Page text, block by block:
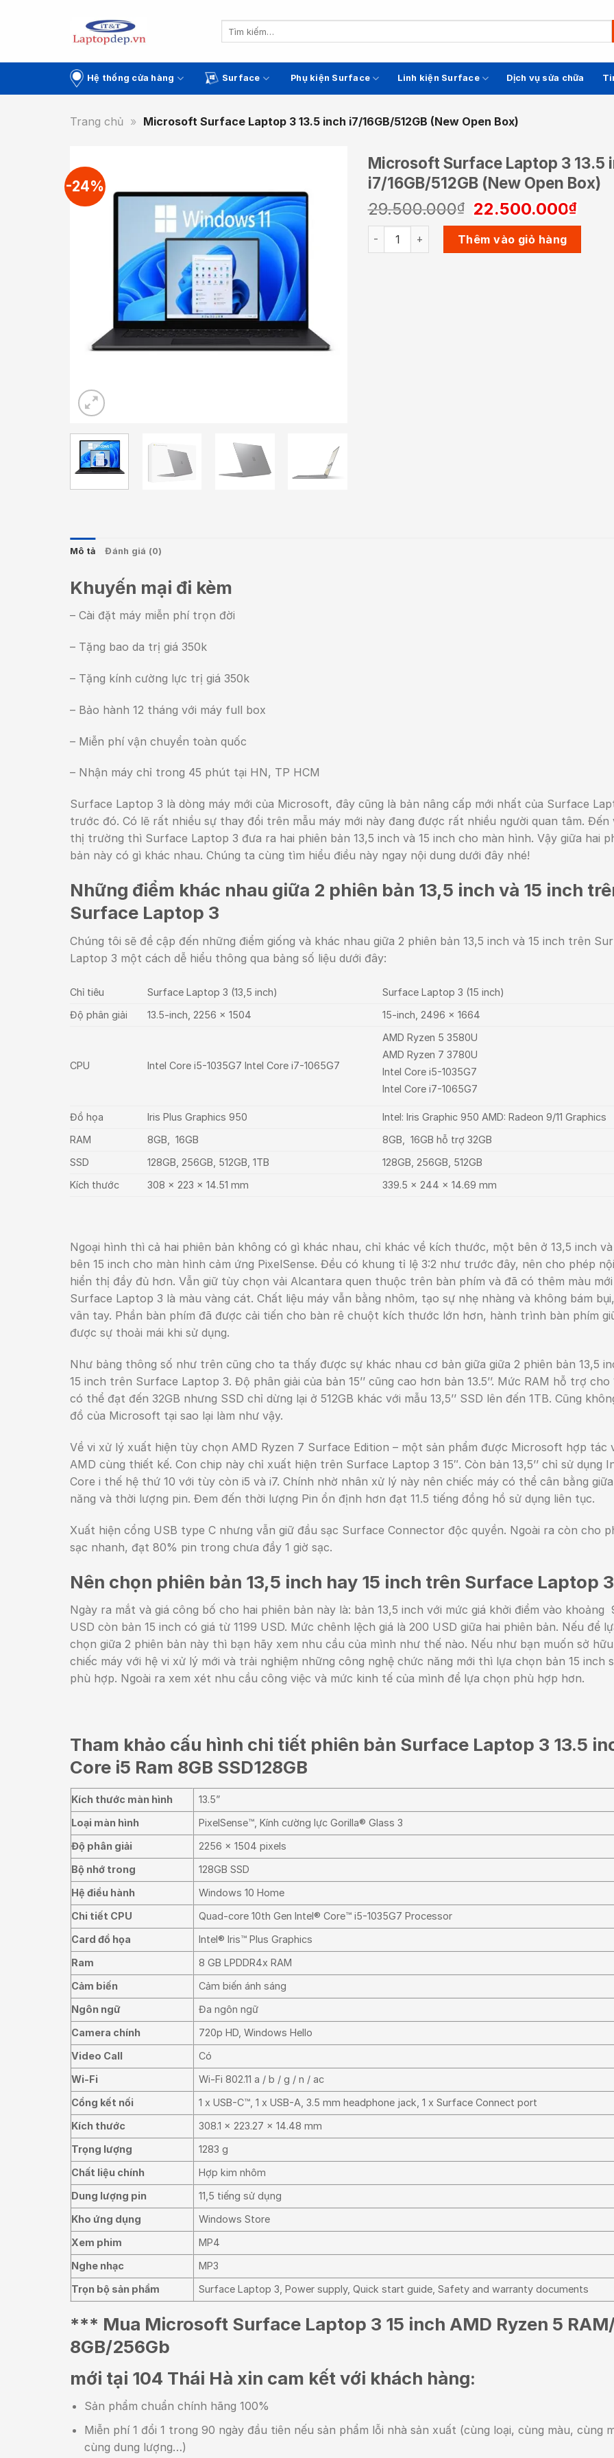
Hệ thống cửa hàng Surface Phụ kiện Surface Linh kiện Surface Dịch vụ sửa chữa
Trang chủ » Microsoft Surface Laptop 3 13.5 inch i7/16GB/512GB (New Open Box)
-24%
Microsoft Surface Laptop 3 13.5
i7/16GB/512GB (New Open Box)
29.500.000₫
Giá
gốc
là:
29.500.000₫.
22.500.000₫Giá
hiện
là:
Microsoft Surface Laptop 3 13.5 inch i7/16GB/
Thêm vào giỏ hàng
Mô tả Đánh giá (0)
Khuyến mại đi kèm
– Cài đặt máy miễn phí trọn đời
– Tặng bao da trị giá 350k
– Tặng kính cường lực trị giá 350k
– Bảo hành 12 tháng với máy full box
– Miễn phí vận chuyển toàn quốc
– Nhận máy chỉ trong 45 phút tại HN, TP HCM
Surface Laptop 3 là dòng máy mới của Microsoft, đây cũng là bản nâng cấp mới nhất của Surface
trước đó. Có lẽ rất nhiều sự thay đổi trên mẫu máy mới này đang được rất nhiều người quan tâm. Đến
thị trường thì Surface Laptop 3 đưa ra hai phiên bản 13,5 inch và 15 inch cho màn hình. Vậy giữa hai
bản này có gì khác nhau. Chúng ta cùng tìm hiểu điều này ngay nội dung dưới đây nhé!
Những điểm khác nhau giữa 2 phiên bản 13,5 inch và 15 inch
Surface Laptop 3
Chúng tôi sẽ đề cập đến những điểm giống và khác nhau giữa 2 phiên bản 13,5 inch và 15 inch trên
Laptop 3 một cách dễ hiểu thông qua bảng số liệu dưới đây:
Chỉ tiêu Surface Laptop 3 (13,5 inch)
Surface Laptop 3 (15 inch)
Độ phân giải
13.5-inch, 2256 x 1504 15-inch, 2496 x 1664
CPU Intel Core i5-1035G7 Intel Core i7-1065G7
AMD Ryzen 5 3580U
AMD Ryzen 7 3780U
Intel Core i5-1035G7
Intel Core i7-1065G7
Đồ họa Iris Plus Graphics 950
Intel: Iris Graphic 950 AMD: Radeon 9/11 Graphics
RAM
8GB, 16GB
8GB, 16GB hỗ trợ 32GB
SSD
128GB, 256GB, 512GB, 1TB
128GB, 256GB, 512GB
Kích thước
308 x 223 x 14.51 mm 339.5 x 244 x 14.69 mm
Ngoại hình thì cả hai phiên bản không có gì khác nhau, chỉ khác về kích thước, một bên ở 13,5 inch
bên 15 inch cho màn hình cảm ứng PixelSense. Đều có khung tỉ lệ 3:2 như trước đây, nên cho phép
hiển thị đầy đủ hơn. Vẫn giữ tùy chọn vải Alcantara quen thuộc trên bàn phím và đã có thêm màu
Surface Laptop 3 là màu vàng cát. Chất liệu máy vẫn bằng nhôm, tạo sự nhẹ nhàng và không bám
vân tay. Phần bàn phím đã được cải tiến cho bàn rê chuột kích thước lớn hơn, hành trình bàn phím
được sự thoải mái khi sử dụng.
Như bảng thông số như trên cũng cho ta thấy được sự khác nhau cơ bản giữa giữa 2 phiên bản 13,5
15 inch trên Surface Laptop 3. Độ phân giải của bản 15’’ cũng cao hơn bản 13.5’’. Mức RAM hỗ trợ cho
có thể đạt đến 32GB nhưng SSD chỉ dừng lại ở 512GB khác với mẫu 13,5’’ SSD lên đến 1TB. Cũng
đồ của Microsoft tại sao lại làm như vậy.
Về vi xử lý xuất hiện tùy chọn AMD Ryzen 7 Surface Edition – một sản phẩm được Microsoft hợp tác
AMD cùng thiết kế. Con chip này chỉ xuất hiện trên Surface Laptop 3 15″. Còn bản 13,5’’ chỉ sử dụng
Core i thế hệ thứ 10 với tùy còn i5 và i7. Chính nhờ nhân xử lý này nên chiếc máy có thể cân bằng
năng và thời lượng pin. Đem đến thời lượng Pin ổn định hơn đạt 11.5 tiếng đồng hồ sử dụng liên tục.
Xuất hiện cổng USB type C nhưng vẫn giữ đầu sạc Surface Connector độc quyền. Ngoài ra còn cho
sạc nhanh, đạt 80% pin trong chưa đầy 1 giờ sạc.
Nên chọn phiên bản 13,5 inch hay 15 inch trên Surface Laptop 3
Ngày ra mắt và giá công bố cho hai phiên bản này là: bản 13,5 inch với mức giá khởi điểm vào khoảng
USD còn bản 15 inch có giá từ 1199 USD. Mức chênh lệch giá là 200 USD giữa hai phiên bản. Nếu để
chọn giữa 2 phiên bản này thì bạn hãy xem nhu cầu của mình như thế nào. Nếu như bạn muốn sở
chiếc máy với hệ vi xử lý mới và trải nghiệm những công nghệ chức năng mới thì lựa chọn bản 15 inch
phù hợp. Ngoài ra xem xét nhu cầu công việc và mức kinh tế của mình để lựa chọn phù hợp hơn.
Tham khảo cấu hình chi tiết phiên bản Surface Laptop 3 13.5
Core i5 Ram 8GB SSD128GB
Kích thước màn hình
13.5”
Loại màn hình
PixelSense™, Kính cường lực Gorilla® Glass 3
Độ phân giải
2256 x 1504 pixels
Bộ nhớ trong
128GB SSD
Hệ điều hành
Windows 10 Home
Chi tiết CPU
Quad-core 10th Gen Intel® Core™ i5-1035G7 Processor
Card đồ họa
Intel® Iris™ Plus Graphics
Ram
8 GB LPDDR4x RAM
Cảm biến
Cảm biến ánh sáng
Ngôn ngữ
Đa ngôn ngữ
Camera chính
720p HD, Windows Hello
Video Call
Có
Wi-Fi
Wi-Fi 802.11 a / b / g / n / ac
Cổng kết nối
1 x USB-C™, 1 x USB-A, 3.5 mm headphone jack, 1 x Surface Connect port
Kích thước
308.1 x 223.27 x 14.48 mm
Trọng lượng
1283 g
Chất liệu chính
Hợp kim nhôm
Dung lượng pin
11,5 tiếng sử dụng
Kho ứng dụng
Windows Store
Xem phim
MP4
Nghe nhạc
MP3
Trọn bộ sản phẩm
Surface Laptop 3, Power supply, Quick start guide, Safety and warranty documents
*** Mua Microsoft Surface Laptop 3 15 inch AMD Ryzen 5
8GB/256Gb
mới tại 104 Thái Hà xin cam kết với khách hàng:
Sản phẩm chuẩn chính hãng 100%
Miễn phí 1 đổi 1 trong 90 ngày đầu tiên nếu sản phẩm lỗi nhà sản xuất (cùng loại, cùng màu, cùng
cùng dung lượng…)